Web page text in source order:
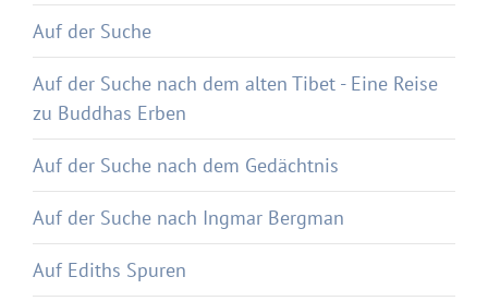
Auf der Suche
Auf der Suche nach dem alten Tibet - Eine Reise
zu Buddhas Erben
Auf der Suche nach dem Gedächtnis
Auf der Suche nach Ingmar Bergman
Auf Ediths Spuren